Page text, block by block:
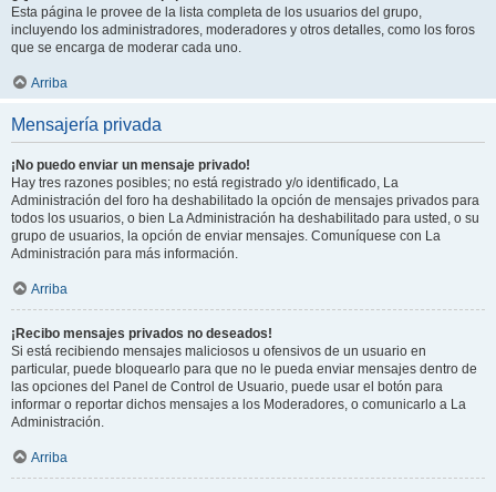
Esta página le provee de la lista completa de los usuarios del grupo,
incluyendo los administradores, moderadores y otros detalles, como los foros
que se encarga de moderar cada uno.
Arriba
Mensajería privada
¡No puedo enviar un mensaje privado!
Hay tres razones posibles; no está registrado y/o identificado, La
Administración del foro ha deshabilitado la opción de mensajes privados para
todos los usuarios, o bien La Administración ha deshabilitado para usted, o su
grupo de usuarios, la opción de enviar mensajes. Comuníquese con La
Administración para más información.
Arriba
¡Recibo mensajes privados no deseados!
Si está recibiendo mensajes maliciosos u ofensivos de un usuario en
particular, puede bloquearlo para que no le pueda enviar mensajes dentro de
las opciones del Panel de Control de Usuario, puede usar el botón para
informar o reportar dichos mensajes a los Moderadores, o comunicarlo a La
Administración.
Arriba